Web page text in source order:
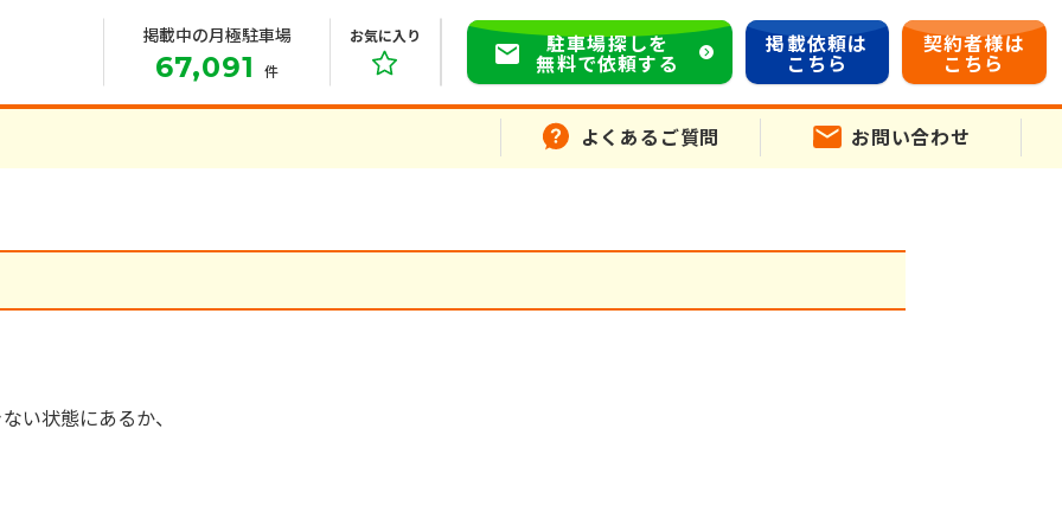
掲載中の月極駐車場
67,091 件
お気に入り 駐車場探しを
無料で依頼する
掲載依頼は
こちら
契約者様は
こちら
よくあるご質問 お問い合わせ
い状態にあるか、